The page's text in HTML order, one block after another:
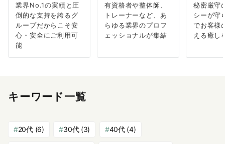
業界No.1の実績と圧
倒的な支持を誇るグ
ループだからこそ安
心・安全にご利用可
能
有資格者や整体師、
トレーナーなど、あ
らゆる業界のプロフ
ェッショナルが集結
秘密厳守
シーが守
でお客様
える癒し
キーワード一覧
20代(6) 30代(3) 40代(4)